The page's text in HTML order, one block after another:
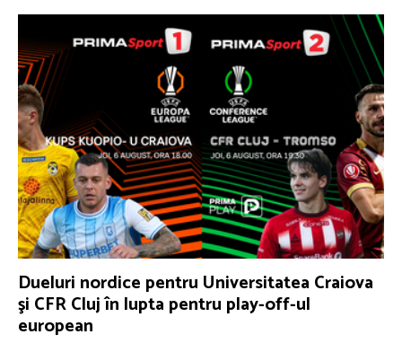
Dueluri nordice pentru Universitatea Craiova
şi CFR Cluj în lupta pentru play-off-ul
european